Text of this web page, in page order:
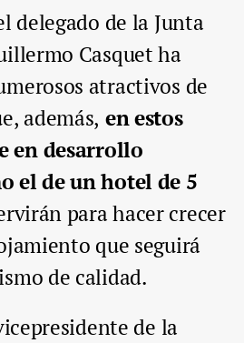
delegado de la Junta
Casquet ha
atractivos de
además, en estos
en desarrollo
el de un hotel de 5
para hacer crecer
que seguirá
de calidad.
de la